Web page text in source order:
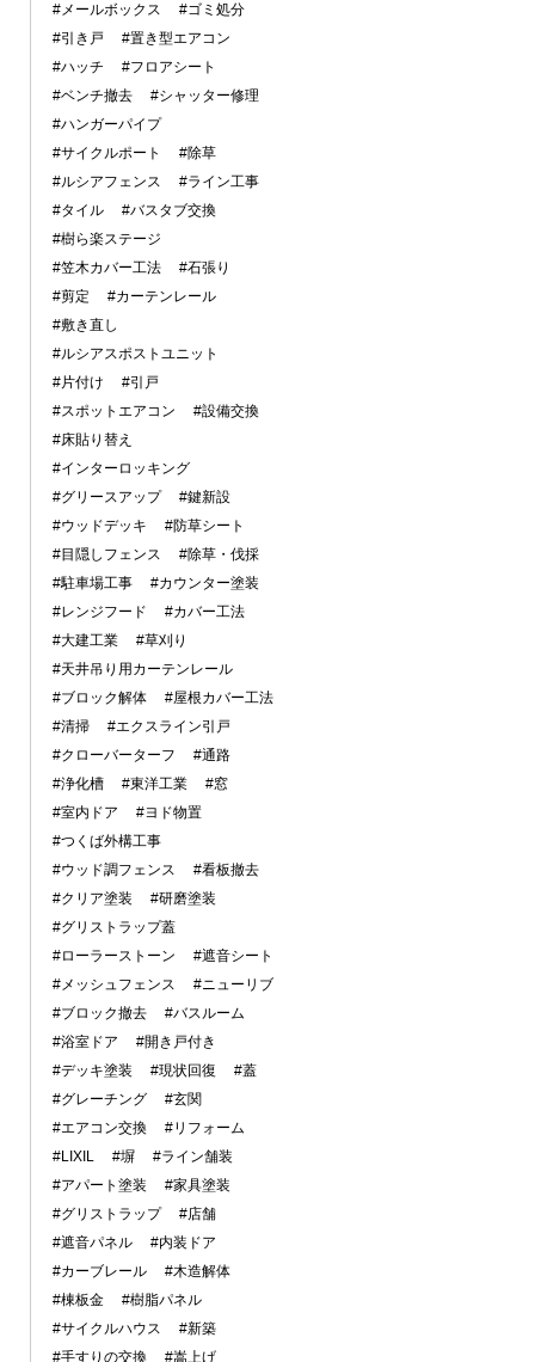
#メールボックス
#ゴミ処分
#引き戸
#置き型エアコン
#ハッチ
#フロアシート
#ベンチ撤去
#シャッター修理
#ハンガーパイプ
#サイクルポート
#除草
#ルシアフェンス
#ライン工事
#タイル
#バスタブ交換
#樹ら楽ステージ
#笠木カバー工法
#石張り
#剪定
#カーテンレール
#敷き直し
#ルシアスポストユニット
#片付け
#引戸
#スポットエアコン
#設備交換
#床貼り替え
#インターロッキング
#グリースアップ
#鍵新設
#ウッドデッキ
#防草シート
#目隠しフェンス
#除草・伐採
#駐車場工事
#カウンター塗装
#レンジフード
#カバー工法
#大建工業
#草刈り
#天井吊り用カーテンレール
#ブロック解体
#屋根カバー工法
#清掃
#エクスライン引戸
#クローバーターフ
#通路
#浄化槽
#東洋工業
#窓
#室内ドア
#ヨド物置
#つくば外構工事
#ウッド調フェンス
#看板撤去
#クリア塗装
#研磨塗装
#グリストラップ蓋
#ローラーストーン
#遮音シート
#メッシュフェンス
#ニューリブ
#ブロック撤去
#バスルーム
#浴室ドア
#開き戸付き
#デッキ塗装
#現状回復
#蓋
#グレーチング
#玄関
#エアコン交換
#リフォーム
#LIXIL
#塀
#ライン舗装
#アパート塗装
#家具塗装
#グリストラップ
#店舗
#遮音パネル
#内装ドア
#カーブレール
#木造解体
#棟板金
#樹脂パネル
#サイクルハウス
#新築
#手すりの交換
#嵩上げ